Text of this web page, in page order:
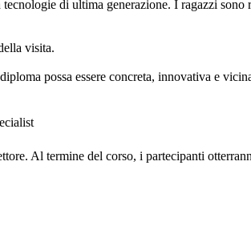
di ultima generazione. I ragazzi
visita.
possa essere concreta, innovativa e
Al termine del corso, i partecipanti